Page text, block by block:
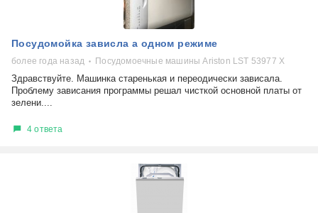
Посудомойка зависла а одном режиме
более года назад Посудомоечные машины Ariston LST 53977 X
Здравствуйте. Машинка старенькая и переодически зависала.
Проблему зависания программы решал чисткой основной платы от
зелени....
4 ответа